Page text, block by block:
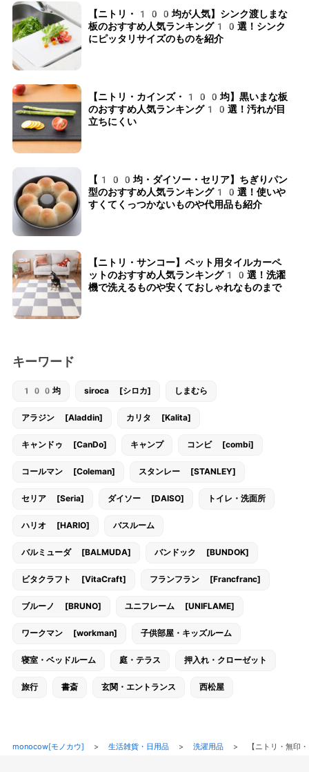
【ニトリ・100均が人気】シンク渡しまな
板のおすすめ人気ランキング10選！シンク
にピッタリサイズのものを紹介
【ニトリ・カインズ・100均】黒いまな板
のおすすめ人気ランキング10選！汚れが目
立ちにくい
【100均・ダイソー・セリア】ちぎりパン
型のおすすめ人気ランキング10選！使いや
すくてくっつかないものや代用品も紹介
【ニトリ・サンコー】ペット用タイルカーペ
ットのおすすめ人気ランキング10選！洗濯
機で洗えるものや安くておしゃれなものまで
キーワード
100均 siroca [シロカ] しまむら
アラジン [Aladdin] カリタ [Kalita]
キャンドゥ [CanDo] キャンプ コンビ [combi]
コールマン [Coleman] スタンレー [STANLEY]
セリア [Seria] ダイソー [DAISO] トイレ・洗面所
ハリオ [HARIO] バスルーム
バルミューダ [BALMUDA] バンドック [BUNDOK]
ビタクラフト [VitaCraft] フランフラン [Francfranc]
ブルーノ [BRUNO] ユニフレーム [UNIFLAME]
ワークマン [workman] 子供部屋・キッズルーム
寝室・ベッドルーム 庭・テラス 押入れ・クローゼット
旅行 書斎 玄関・エントランス 西松屋
monocow[モノカウ] > 生活雑貨・日用品> 洗濯用品> 【ニトリ・無印